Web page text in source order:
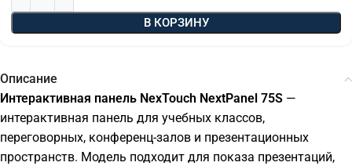
В КОРЗИНУ
Описание
Интерактивная панель NexTouch NextPanel 75S —
интерактивная панель для учебных классов,
переговорных, конференц-залов и презентационных
пространств. Модель подходит для показа презентаций,